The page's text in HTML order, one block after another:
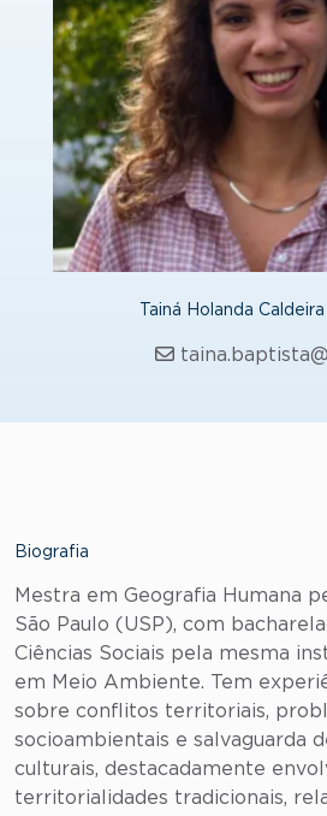
Tainá Holanda
Biografia
Mestra em Geografia Humana
São Paulo (USP), com
Ciências Sociais pela mesma
em Meio Ambiente. Tem
sobre conflitos territoriais,
socioambientais e salvaguarda
culturais, destacadamente
territorialidades tradicionais,